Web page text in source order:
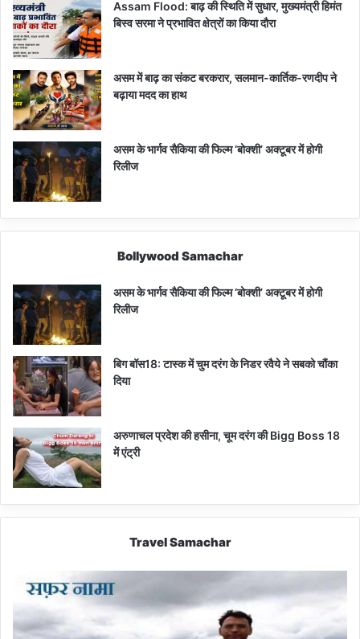
Assam Flood: बाढ़ की स्थिति में सुधार, मुख्यमंत्री हिमंत
बिस्व सरमा ने प्रभावित क्षेत्रों का किया दौरा
असम में बाढ़ का संकट बरकरार, सलमान-कार्तिक-रणदीप ने
बढ़ाया मदद का हाथ
असम के भार्गव सैकिया की फिल्म ‘बोक्शी’ अक्टूबर में होगी
रिलीज
Bollywood Samachar
असम के भार्गव सैकिया की फिल्म ‘बोक्शी’ अक्टूबर में होगी
रिलीज
बिग बॉस18: टास्क में चुम दरंग के निडर रवैये ने सबको चौंका
दिया
अरुणाचल प्रदेश की हसीना, चूम दरंग की Bigg Boss 18
में एंट्री
Travel Samachar